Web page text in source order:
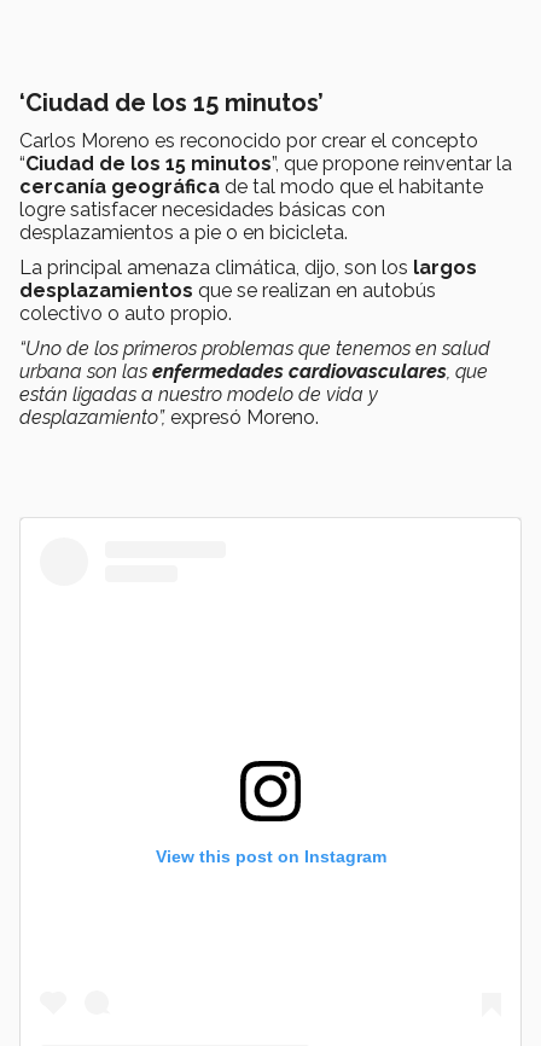
‘Ciudad de los 15 minutos’
Carlos Moreno es reconocido por crear el concepto
“Ciudad de los 15 minutos”, que propone reinventar la
cercanía geográfica de tal modo que el habitante
logre satisfacer necesidades básicas con
desplazamientos a pie o en bicicleta.
La principal amenaza climática, dijo, son los largos
desplazamientos que se realizan en autobús
colectivo o auto propio.
“Uno de los primeros problemas que tenemos en salud
urbana son las enfermedades cardiovasculares, que
están ligadas a nuestro modelo de vida y
desplazamiento”, expresó Moreno.
View this post on Instagram